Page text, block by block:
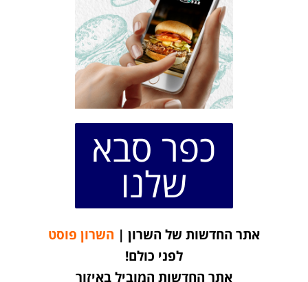
כפר סבא
שלנו
אתר החדשות של השרון | השרון פוסט
לפני כולם!
אתר החדשות המוביל באיזור